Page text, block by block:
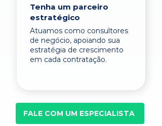
Tenha um parceiro
estratégico
Atuamos como consultores
de negócio, apoiando sua
estratégia de crescimento
em cada contratação.
FALE COM UM ESPECIALISTA